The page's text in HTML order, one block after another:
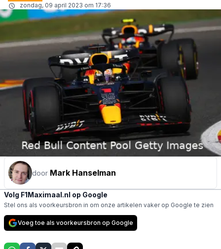
zondag, 09 april 2023 om 17:36
door Mark Hanselman
Volg F1Maximaal.nl op Google
Stel ons als voorkeursbron in om onze artikelen vaker op Google te zien
Voeg toe als voorkeursbron op Google